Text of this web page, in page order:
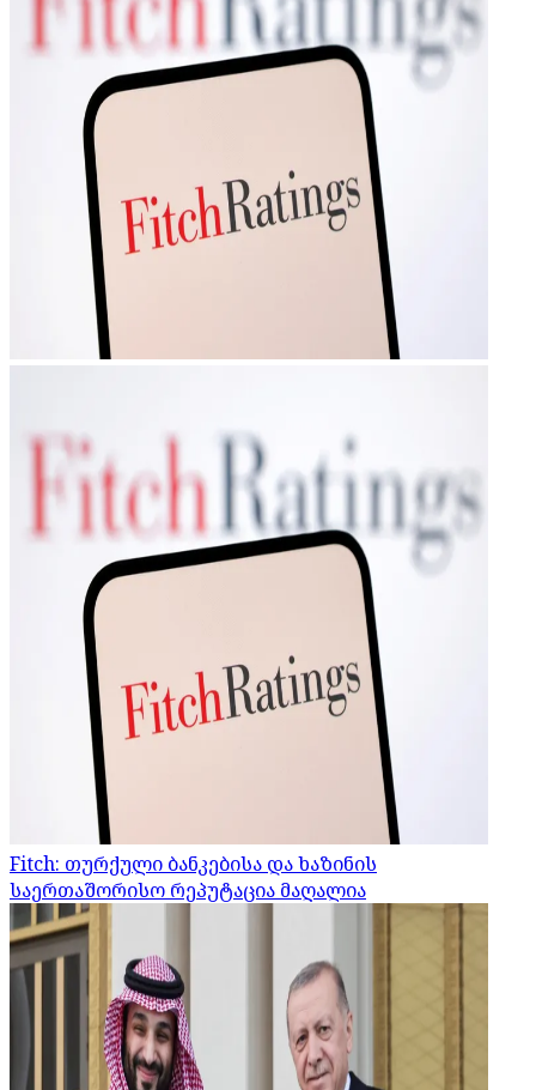
Fitch: თურქული ბანკებისა და ხაზინის
საერთაშორისო რეპუტაცია მაღალია